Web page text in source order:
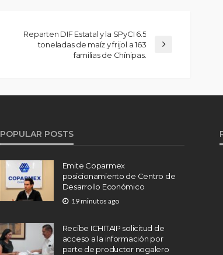
Reparten DIF Estatal y la SPyCI 6.5
toneladas de maíz y frijol a 163
familias de Chínipas.
POPULAR POSTS
Emite Coparmex
posicionamiento de Centro de
Desarrollo Económico
19 minutos ago
Recibe ICHITAIP solicitud de
acceso a la información por
parte de productor nogalero